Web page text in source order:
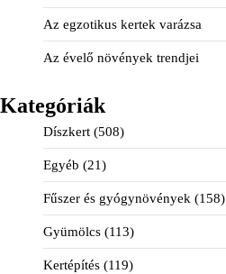
Az egzotikus kertek varázsa
Az évelő növények trendjei
Kategóriák
Díszkert (508)
Egyéb (21)
Fűszer és gyógynövények (158)
Gyümölcs (113)
Kertépítés (119)